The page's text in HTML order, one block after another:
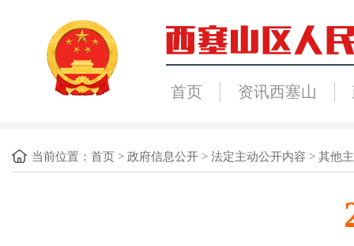
首页 资讯西塞山
当前位置： 首页 > 政府信息公开 > 法定主动公开内容 > 其他